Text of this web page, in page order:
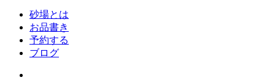
砂場とは
お品書き
予約する
ブログ